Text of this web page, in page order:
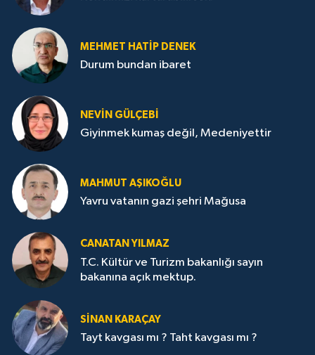
MEHMET HATİP DENEK
Durum bundan ibaret
NEVİN GÜLÇEBİ
Giyinmek kumaş değil, Medeniyettir
MAHMUT AŞIKOĞLU
Yavru vatanın gazi şehri Mağusa
CANATAN YILMAZ
T.C. Kültür ve Turizm bakanlığı sayın
bakanına açık mektup.
SİNAN KARAÇAY
Tayt kavgası mı ? Taht kavgası mı ?